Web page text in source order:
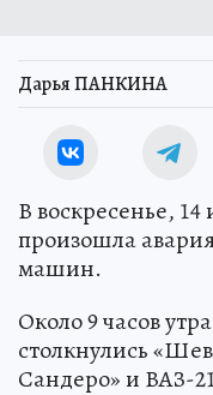
Дарья ПАНКИНА
В воскресенье,
произошла
машин.
Около 9 часов
столкнулись
Сандеро» и ВАЗ-